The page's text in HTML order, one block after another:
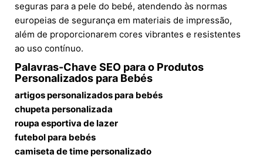
seguras para a pele do bebé, atendendo às normas
europeias de segurança em materiais de impressão,
além de proporcionarem cores vibrantes e resistentes
ao uso contínuo.
Palavras-Chave SEO para o Produtos
Personalizados para Bebés
artigos personalizados para bebés
chupeta personalizada
roupa esportiva de lazer
futebol para bebés
camiseta de time personalizado